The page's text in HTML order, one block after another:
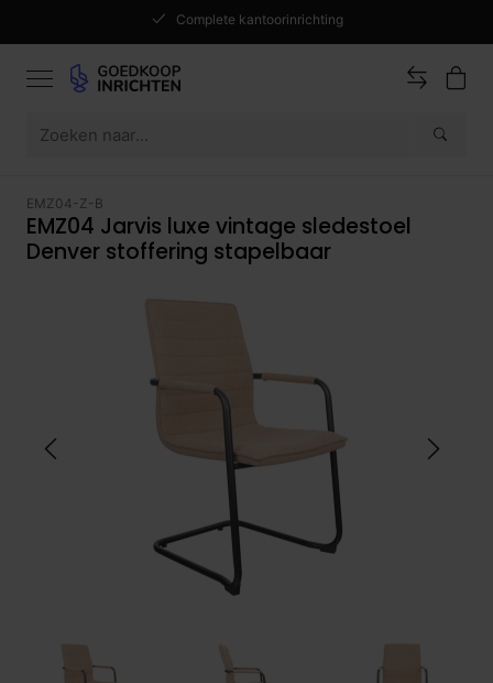
Complete kantoorinrichting
EMZ04-Z-B
EMZ04 Jarvis luxe vintage sledestoel
Denver stoffering stapelbaar